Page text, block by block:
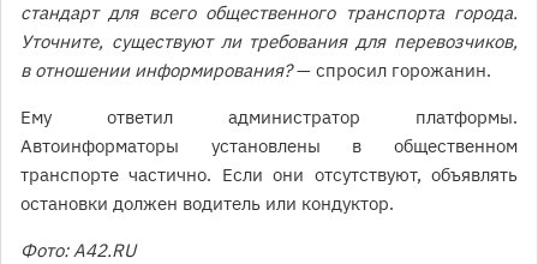
стандарт для всего общественного транспорта города.
Уточните, существуют ли требования для перевозчиков,
в отношении информирования?— спросил горожанин.
Ему ответил администратор платформы.
Автоинформаторы установлены в общественном
транспорте частично. Если они отсутствуют, объявлять
остановки должен водитель или кондуктор.
Фото: A42.RU